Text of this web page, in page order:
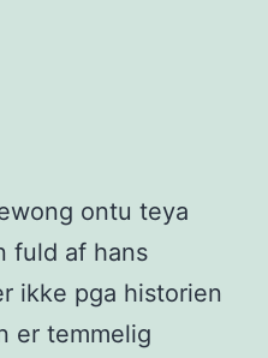
ontu teya
fuld af hans
ikke pga historien
er temmelig